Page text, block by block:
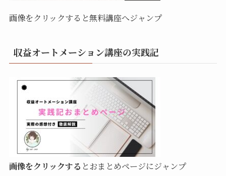
画像をクリックすると無料講座へジャンプ
収益オートメーション講座の実践記
画像をクリックする とおまとめページにジャンプ